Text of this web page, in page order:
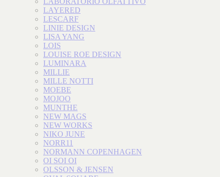
LAYERED
LESCARF
LINIE DESIGN
LISA YANG
LOIS
LOUISE ROE DESIGN
LUMINARA
MILLIE
MILLE NOTTI
MOEBE
MOJOO
MUNTHE
NEW MAGS
NEW WORKS
NIKO JUNE
NORR11
NORMANN COPENHAGEN
OI SOI OI
OLSSON & JENSEN